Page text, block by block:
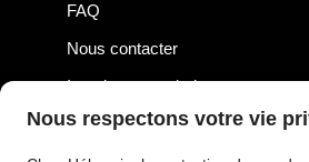
Nous respectons votre vie
FAQ
Nous contacter
Inscrire votre chalet
Accès propriétaire